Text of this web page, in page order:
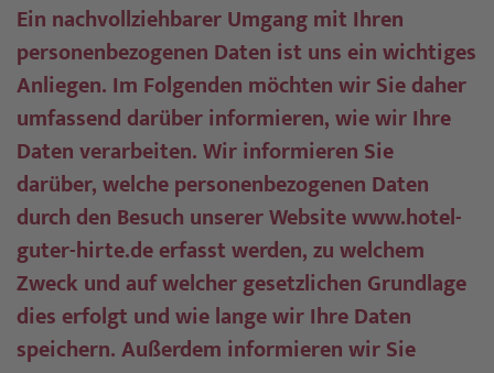
Ein nachvollziehbarer Umgang mit Ihren
personenbezogenen Daten ist uns ein wichtiges
Anliegen. Im Folgenden möchten wir Sie daher
umfassend darüber informieren, wie wir Ihre
Daten verarbeiten. Wir informieren Sie
darüber, welche personenbezogenen Daten
durch den Besuch unserer Website www.hotel-
guter-hirte.de erfasst werden, zu welchem
Zweck und auf welcher gesetzlichen Grundlage
dies erfolgt und wie lange wir Ihre Daten
speichern. Außerdem informieren wir Sie